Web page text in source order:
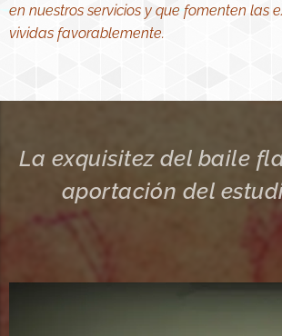
en nuestros servicios y que fomenten las
vividas favorablemente.
La exquisitez del baile
aportación del